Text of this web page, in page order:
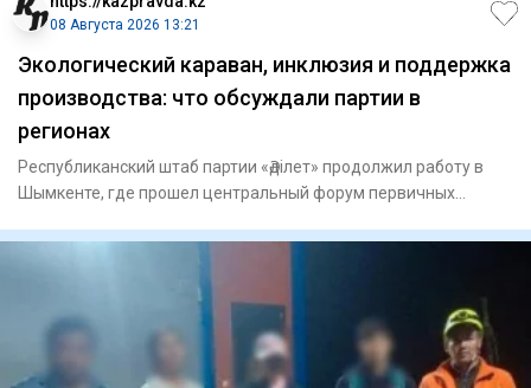
08 Августа 2026 13:21
Экологический караван, инклюзия и поддержка
производства: что обсуждали партии в
регионах
Республиканский штаб партии «Әділет» продолжил работу в
Шымкенте, где прошел центральный форум первичных